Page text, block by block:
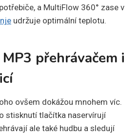
a MultiFlow 360° zase v
udržuje optimální teplotu.
přehrávačem i
ovšem dokážou mnohem víc.
stisknutí tlačítka naservírují
ale také hudbu a sledují